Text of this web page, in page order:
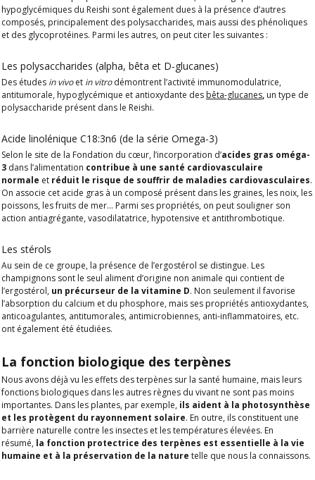
hypoglycémiques du Reishi sont également dues à la présence d’autres
composés, principalement des polysaccharides, mais aussi des phénoliques
et des glycoprotéines. Parmi les autres, on peut citer les suivantes :
Les polysaccharides (alpha, bêta et D-glucanes)
Des études in vivo et in vitro démontrent l’activité immunomodulatrice,
antitumorale, hypoglycémique et antioxydante des bêta-glucanes, un type de
polysaccharide présent dans le Reishi.
Acide linolénique C18:3n6 (de la série Omega-3)
Selon le site de la Fondation du cœur, l’incorporation d’acides gras oméga-
3 dans l’alimentation contribue à une santé cardiovasculaire
normale et réduit le risque de souffrir de maladies cardiovasculaires.
On associe cet acide gras à un composé présent dans les graines, les noix, les
poissons, les fruits de mer… Parmi ses propriétés, on peut souligner son
action antiagrégante, vasodilatatrice, hypotensive et antithrombotique.
Les stérols
Au sein de ce groupe, la présence de l’ergostérol se distingue. Les
champignons sont le seul aliment d’origine non animale qui contient de
l’ergostérol, un précurseur de la vitamine D. Non seulement il favorise
l’absorption du calcium et du phosphore, mais ses propriétés antioxydantes,
anticoagulantes, antitumorales, antimicrobiennes, anti-inflammatoires, etc.
ont également été étudiées.
La fonction biologique des terpènes
Nous avons déjà vu les effets des terpènes sur la santé humaine, mais leurs
fonctions biologiques dans les autres règnes du vivant ne sont pas moins
importantes. Dans les plantes, par exemple, ils aident à la photosynthèse
et les protègent du rayonnement solaire. En outre, ils constituent une
barrière naturelle contre les insectes et les températures élevées. En
résumé, la fonction protectrice des terpènes est essentielle à la vie
humaine et à la préservation de la nature telle que nous la connaissons.